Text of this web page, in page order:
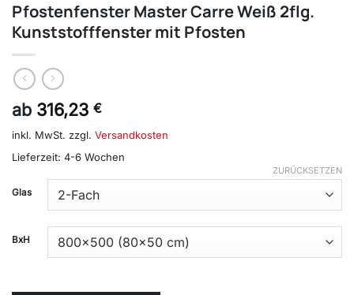
Pfostenfenster Master Carre Weiß 2flg.
Kunststofffenster mit Pfosten
ab 316,23 €
inkl. MwSt. zzgl. Versandkosten
Lieferzeit: 4-6 Wochen
Glas
BxH
ZURÜCKSETZEN
Alternative: